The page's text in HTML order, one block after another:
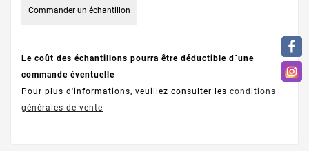
Commander un échantillon
Le coût des échantillons pourra être déductible d´une
commande éventuelle
Pour plus d'informations, veuillez consulter les conditions
générales de vente